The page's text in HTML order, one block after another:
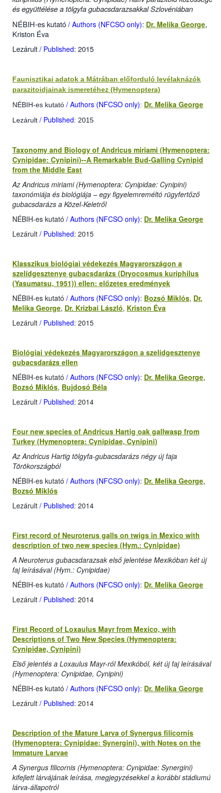
és együttélése a tölgyfa gubacsdarazsakkal Szlovéniában
NÉBIH-es kutató / Authors (NFCSO only): Dr. Melika George,
Kriston Éva
Lezárult / Published: 2015
Faunisztikai adatok a Mátrában előforduló levélaknázók
parazitoidjainak ismeretéhez (Hymenoptera)
NÉBIH-es kutató / Authors (NFCSO only): Dr. Melika George
Lezárult / Published: 2015
Taxonomy and Biology of Andricus miriami (Hymenoptera:
Cynipidae: Cynipini)--A Remarkable Bud-Galling Cynipid
from the Middle East
Az Andricus miriami (Hymenoptera: Cynipidae: Cynipini)
taxonómiája és biológiája – egy figyelemreméltó rügyfertőző
gubacsdarázs a Közel-Keletről
NÉBIH-es kutató / Authors (NFCSO only): Dr. Melika George
Lezárult / Published: 2015
Klasszikus biológiai védekezés Magyarországon a
szelídgesztenye gubacsdarázs (Dryocosmus kuriphilus
(Yasumatsu, 1951)) ellen: előzetes eredmények
NÉBIH-es kutató / Authors (NFCSO only): Bozsó Miklós, Dr.
Melika George, Dr. Krizbai László, Kriston Éva
Lezárult / Published: 2015
Biológiai védekezés Magyarországon a szelídgesztenye
gubacsdarázs ellen
NÉBIH-es kutató / Authors (NFCSO only): Dr. Melika George,
Bozsó Miklós, Bujdosó Béla
Lezárult / Published: 2014
Four new species of Andricus Hartig oak gallwasp from
Turkey (Hymenoptera: Cynipidae, Cynipini)
Az Andricus Hartig tölgyfa-gubacsdarázs négy új faja
Törökországból
NÉBIH-es kutató / Authors (NFCSO only): Dr. Melika George,
Bozsó Miklós
Lezárult / Published: 2014
First record of Neuroterus galls on twigs in Mexico with
description of two new species (Hym.: Cynipidae)
A Neuroterus gubacsdarazsak első jelentése Mexikóban két új
faj leírásával (Hym.: Cynipidae)
NÉBIH-es kutató / Authors (NFCSO only): Dr. Melika George
Lezárult / Published: 2014
First Record of Loxaulus Mayr from Mexico, with
Descriptions of Two New Species (Hymenoptera:
Cynipidae, Cynipini)
Első jelentés a Loxaulus Mayr-ról Mexikóból, két új faj leírásával
(Hymenoptera: Cynipidae, Cynipini)
NÉBIH-es kutató / Authors (NFCSO only): Dr. Melika George
Lezárult / Published: 2014
Description of the Mature Larva of Synergus filicornis
(Hymenoptera: Cynipidae: Synergini), with Notes on the
Immature Larvae
A Synergus filicornis (Hymenoptera: Cynipidae: Synergini)
kifejlett lárvájának leírása, megjegyzésekkel a korábbi stádiumú
lárva-állapotról